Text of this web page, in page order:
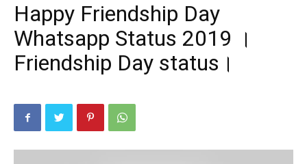
Happy Friendship Day
Whatsapp Status 2019 ।
Friendship Day status।